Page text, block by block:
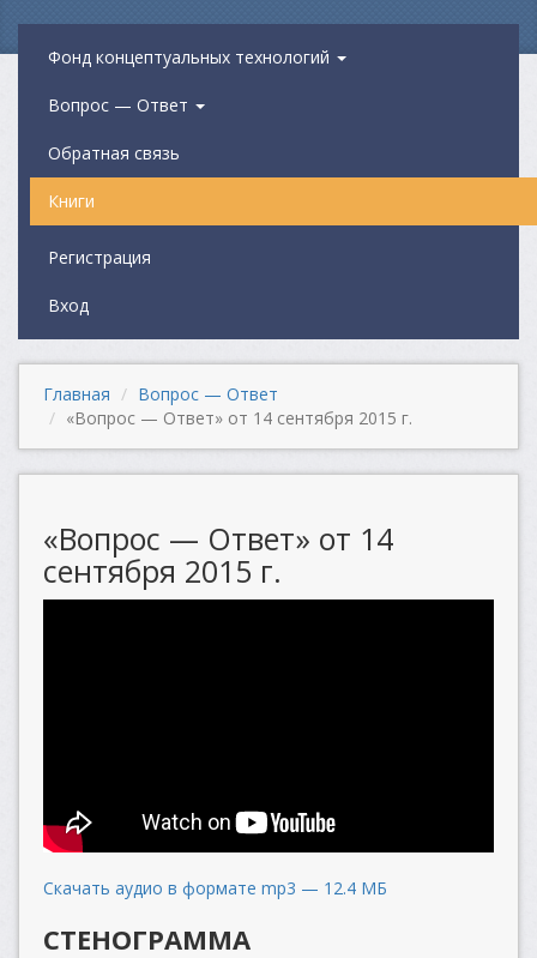
Фонд концептуальных технологий
Вопрос — Ответ
Обратная связь
Книги
Регистрация
Вход
Главная
Вопрос — Ответ
«Вопрос — Ответ» от 14 сентября 2015 г.
«Вопрос — Ответ» от 14
сентября 2015 г.
Скачать аудио в формате mp3 — 12.4 МБ
СТЕНОГРАММА